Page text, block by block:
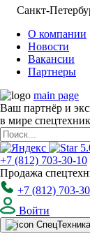
Санкт-
О компании
Новости
Вакансии
Партнеры
main page
Ваш партнёр и
в мире
+7 (812) 703-30-10
Продажа
+7 (812) 703-
Войти
СпецТехника